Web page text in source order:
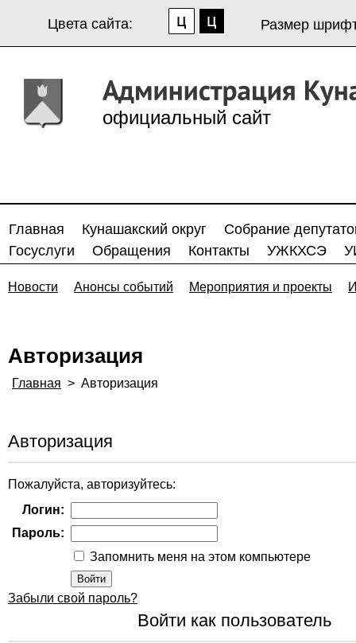
Цвета сайта: Размер
официальный сайт
Главная Кунашакский округ
Собрание
Госуслуги
Обращения Контакты УЖКХСЭ
Новости Анонсы событий Мероприятия и проекты
Авторизация
Главная > Авторизация
Авторизация
Пожалуйста, авторизуйтесь:
Логин:
Пароль:
Запомнить меня на этом компьютере
Забыли свой пароль?
Войти как пользователь